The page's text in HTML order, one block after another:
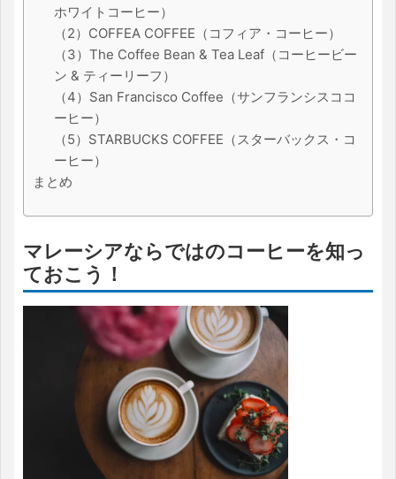
ホワイトコーヒー）
（2）COFFEA COFFEE（コフィア・コーヒー）
（3）The Coffee Bean & Tea Leaf（コーヒービー
ン & ティーリーフ）
（4）San Francisco Coffee（サンフランシスココ
ーヒー）
（5）STARBUCKS COFFEE（スターバックス・コ
ーヒー）
まとめ
マレーシアならではのコーヒーを知っ
ておこう！